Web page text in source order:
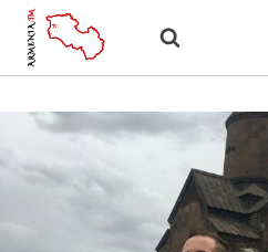
Перейти